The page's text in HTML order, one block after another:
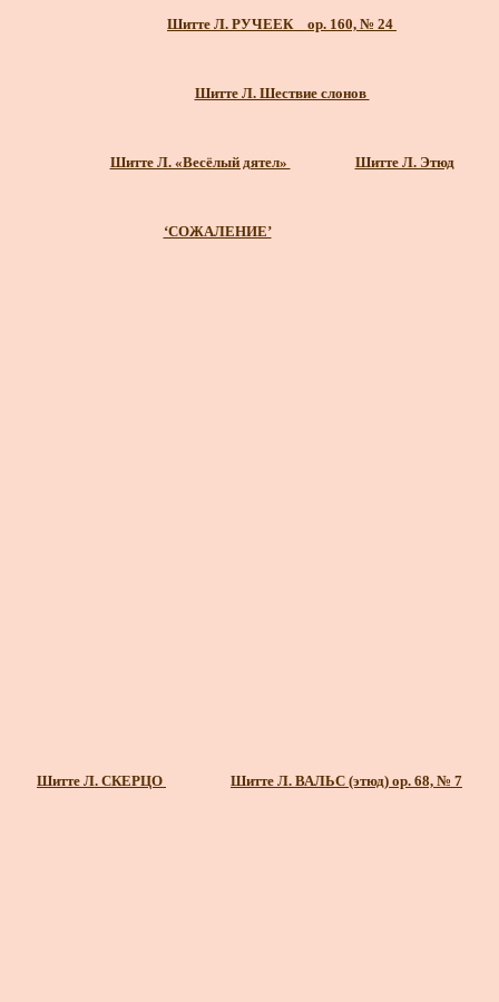
Шитте Л. РУЧЕЕК _ ор. 160, № 24
Шитте Л. Шествие слонов
Шитте Л. «Весёлый дятел» Шитте Л. Этюд
‘СОЖАЛЕНИЕ’
Шитте Л. СКЕРЦО Шитте Л. ВАЛЬС (этюд) ор. 68, № 7